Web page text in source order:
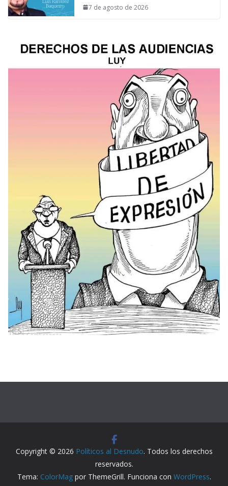
7 de agosto de 2026
Copyright © 2026 Políticos al Desnudo. Todos los derechos
reservados.
Tema: ColorMagpor ThemeGrill. Funciona con WordPress.